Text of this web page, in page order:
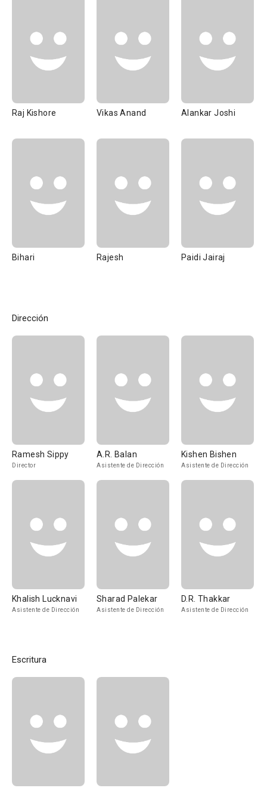
Raj Kishore Vikas Anand Alankar Joshi
Bihari Rajesh Paidi Jairaj
Dirección
Ramesh Sippy
Director
A.R. Balan
Asistente de Dirección
Kishen Bishen
Asistente de Dirección
Khalish Lucknavi
Asistente de Dirección
Sharad Palekar
Asistente de Dirección
D.R. Thakkar
Asistente de Dirección
Escritura